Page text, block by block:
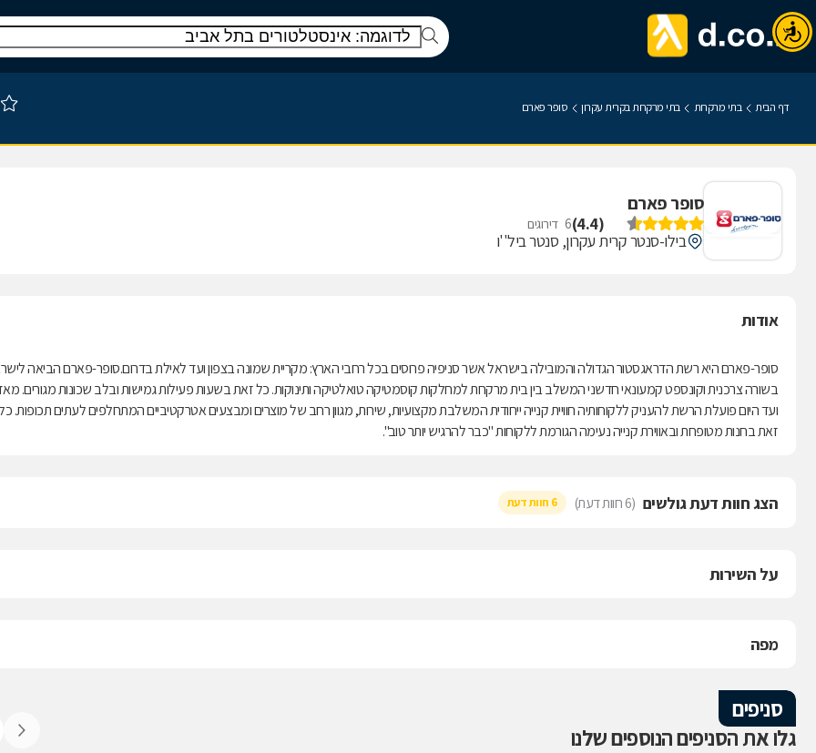
דף הבית בתי מרקחת בתי מרקחת בקרית עקרון סופר פארם
סופר פארם
(
4.4
)
6 דירוגים
בילו-סנטר קרית עקרון, סנטר ביל''ו
אודות
סופר-פארם היא רשת הדראגסטור הגדולה והמובילה בישראל אשר סניפיה פרוסים בכל רחבי הארץ: מקריית שמונה בצפון ועד לאילת בדרום.סופר-פארם הביאה
בשורה צרכנית וקונספט קמעונאי חדשני המשלב בין בית מרקחת למחלקות קוסמטיקה טואלטיקה ותינוקות. כל זאת בשעות פעילות גמישות ובלב שכונות מגורים.
ועד היום פועלת הרשת להעניק ללקוחותיה חוויית קנייה ייחודית המשלבת מקצועיות, שירות, מגוון רחב של מוצרים ומבצעים אטרקטיביים המתחלפים לעתים תכופות.
זאת בחנות מטופחת ובאווירת קנייה נעימה הגורמת ללקוחות "כבר להרגיש יותר טוב".
הצג חוות דעת גולשים (6 חוות דעת) 6 חוות דעת
על השירות
מפה
סניפים
גלו את הסניפים הנוספים שלנו